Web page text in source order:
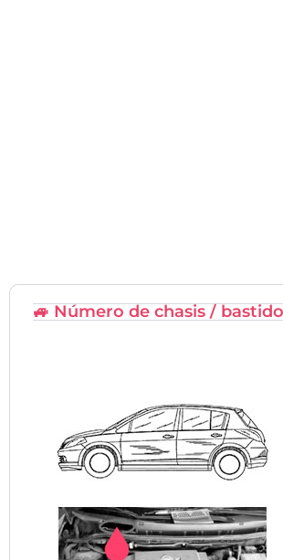
🚙 Número de chasis /